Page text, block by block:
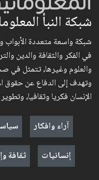
شبكة النبأ
شبكة واسعة متعددة
في الفكر والثقافة والدين
والعلوم وغيرها، تتمثل في
وتهدف إلى الدفاع عن حقوق
الإنسان فكريا وثقافيا،
آراء وافكار
إنسانيات
ثقافة